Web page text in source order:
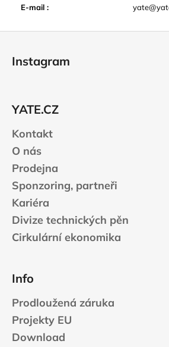
E-mail :
Instagram
YATE.CZ
Kontakt
O nás
Prodejna
Sponzoring, partneři
Kariéra
Divize technických pěn
Cirkulární ekonomika
Info
Prodloužená záruka
Projekty EU
Download